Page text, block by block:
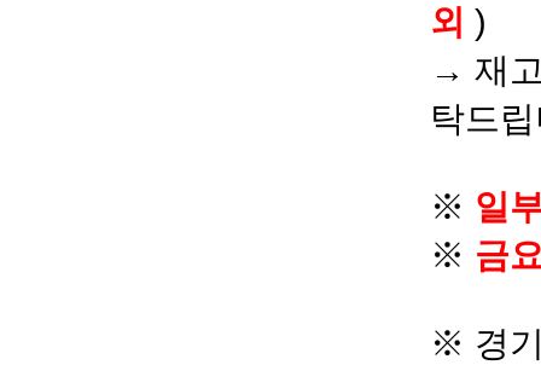
외 )
→ 재
탁드
※ 일
※ 금
※ 경